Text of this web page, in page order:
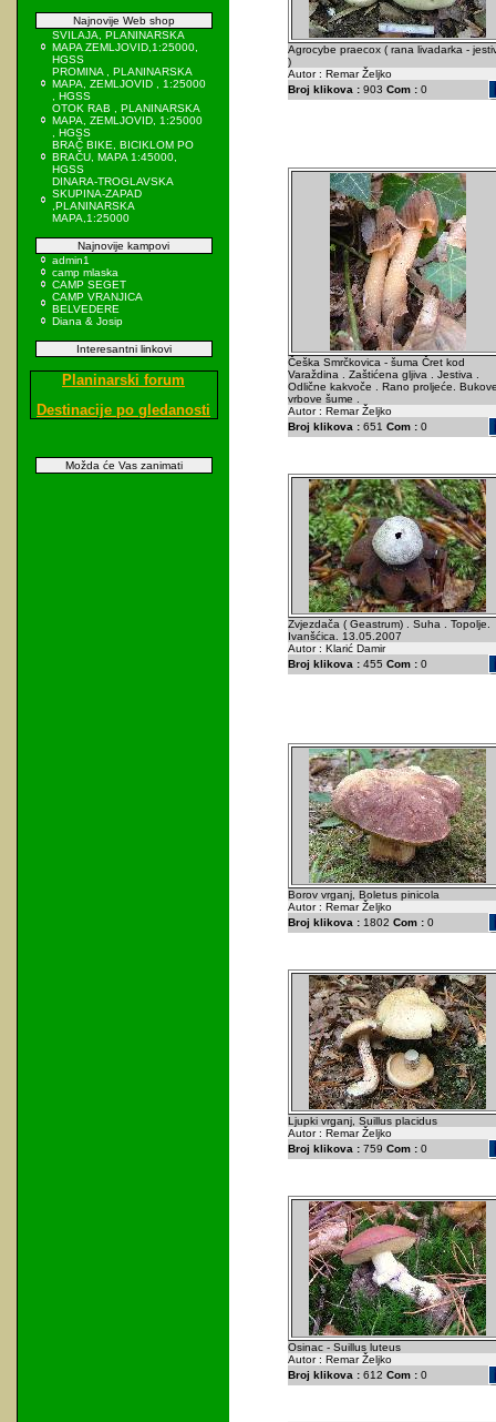
Najnovije Web shop
SVILAJA, PLANINARSKA
MAPA ZEMLJOVID,1:25000,
HGSS
PROMINA , PLANINARSKA
MAPA, ZEMLJOVID , 1:25000
, HGSS
OTOK RAB , PLANINARSKA
MAPA, ZEMLJOVID, 1:25000
, HGSS
BRAČ BIKE, BICIKLOM PO
BRAČU, MAPA 1:45000,
HGSS
DINARA-TROGLAVSKA
SKUPINA-ZAPAD
,PLANINARSKA
MAPA,1:25000
Najnovije kampovi
admin1
camp mlaska
CAMP SEGET
CAMP VRANJICA
BELVEDERE
Diana & Josip
Interesantni linkovi
Planinarski forum
Destinacije po gledanosti
Možda će Vas zanimati
Agrocybe praecox ( rana livadarka -
)
Autor : Remar Željko
Broj klikova :903 Com :0
Češka Smrčkovica - šuma Čret kod
Varaždina . Zaštićena gljiva . Jestiva .
Odlične kakvoče . Rano proljeće.
vrbove šume .
Autor : Remar Željko
Broj klikova :651 Com :0
Zvjezdača ( Geastrum) . Suha . Topolje.
Ivanšćica. 13.05.2007
Autor : Klarić Damir
Broj klikova :455 Com :0
Borov vrganj, Boletus pinicola
Autor : Remar Željko
Broj klikova :1802 Com :0
Ljupki vrganj, Suillus placidus
Autor : Remar Željko
Broj klikova :759 Com :0
Osinac - Suillus luteus
Autor : Remar Željko
Broj klikova :612 Com :0